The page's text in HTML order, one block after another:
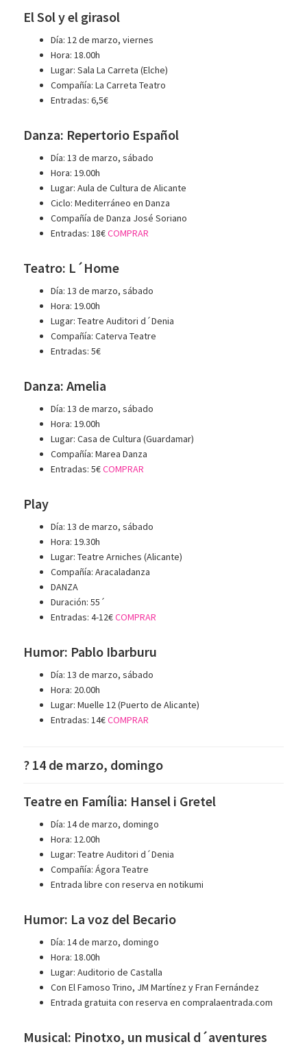
El Sol y el girasol
Día: 12 de marzo, viernes
Hora: 18.00h
Lugar: Sala La Carreta (Elche)
Compañía: La Carreta Teatro
Entradas: 6,5€
Danza: Repertorio Español
Día: 13 de marzo, sábado
Hora: 19.00h
Lugar: Aula de Cultura de Alicante
Ciclo: Mediterráneo en Danza
Compañía de Danza José Soriano
Entradas: 18€COMPRAR
Teatro: L´Home
Día: 13 de marzo, sábado
Hora: 19.00h
Lugar: Teatre Auditori d´Denia
Compañía: Caterva Teatre
Entradas: 5€
Danza: Amelia
Día: 13 de marzo, sábado
Hora: 19.00h
Lugar: Casa de Cultura (Guardamar)
Compañía: Marea Danza
Entradas: 5€COMPRAR
Play
Día: 13 de marzo, sábado
Hora: 19.30h
Lugar: Teatre Arniches (Alicante)
Compañía: Aracaladanza
DANZA
Duración: 55´
Entradas: 4-12€COMPRAR
Humor: Pablo Ibarburu
Día: 13 de marzo, sábado
Hora: 20.00h
Lugar: Muelle 12 (Puerto de Alicante)
Entradas: 14€COMPRAR
? 14 de marzo, domingo
Teatre en Família: Hansel i Gretel
Día: 14 de marzo, domingo
Hora: 12.00h
Lugar: Teatre Auditori d´Denia
Compañía: Ágora Teatre
Entrada libre con reserva en notikumi
Humor: La voz del Becario
Día: 14 de marzo, domingo
Hora: 18.00h
Lugar: Auditorio de Castalla
Con El Famoso Trino, JM Martínez y Fran Fernández
Entrada gratuita con reserva en compralaentrada.com
Musical: Pinotxo, un musical d´aventures